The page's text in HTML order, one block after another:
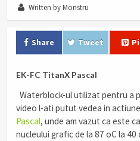
Written by Monstru
Share Tweet
EK-FC TitanX Pascal
Waterblock-ul utilizat pentru a
video l-ati putut vedea in
Pascal, unde am vazut ca este
nucleului grafic de la 87 oC la